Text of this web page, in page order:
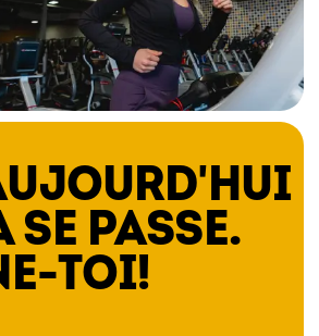
SE PASSE.
TOI!